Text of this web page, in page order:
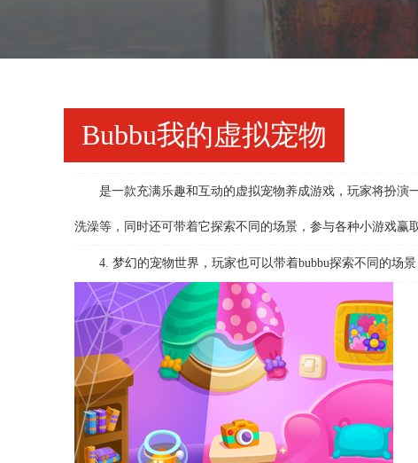
Bubbu我的虚拟宠物
是一款充满乐趣和互动的虚拟宠物养成游戏，玩家将扮演一
洗澡等，同时还可带着它探索不同的场景，参与各种小游戏赢
4. 梦幻的宠物世界，玩家也可以带着bubbu探索不同的场景